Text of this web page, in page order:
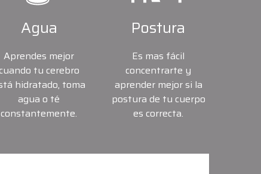
Agua
Aprendes mejor
tu cerebro
hidratado, toma
agua o té
constantemente.
Postura
Es mas fácil
concentrarte y
aprender mejor si la
postura de tu cuerpo
es correcta.